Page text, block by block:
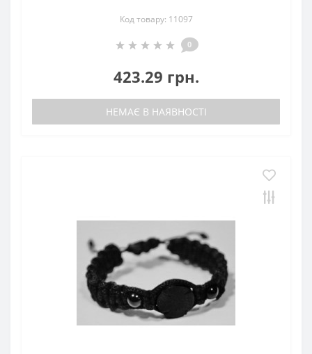
Код товару: 11097
0
423.29 грн.
НЕМАЄ В НАЯВНОСТІ